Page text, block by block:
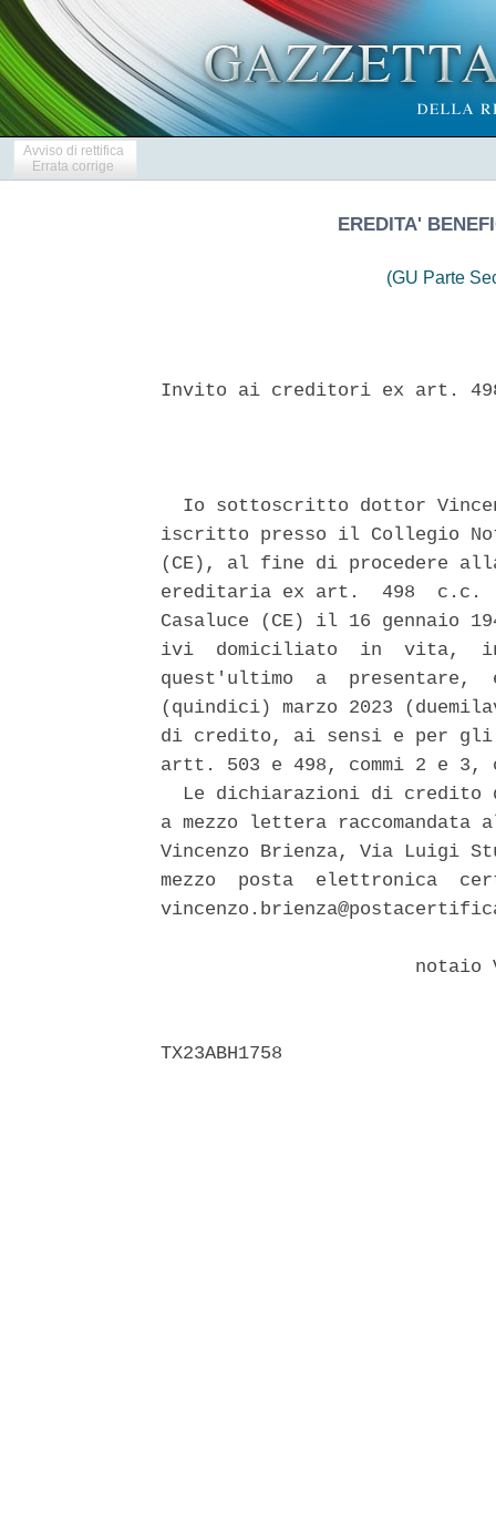
Avviso di rettifica
Errata corrige
EREDITA'
(GU Parte
Invito ai creditori ex art.
Io sottoscritto dottor
iscritto presso il Collegio
(CE), al fine di procedere
ereditaria ex art.  498  c.c.
Casaluce (CE) il 16 gennaio
ivi  domiciliato  in  vita,
quest'ultimo  a
(quindici) marzo 2023
di credito, ai sensi e per gli
artt. 503 e 498, commi 2 e
Le dichiarazioni di credito
a mezzo lettera
Vincenzo Brienza, Via Luigi
mezzo  posta  elettronica